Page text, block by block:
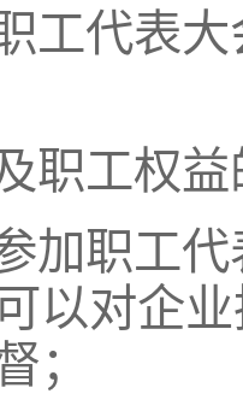
工代表
职工权
加职工
以对企
；